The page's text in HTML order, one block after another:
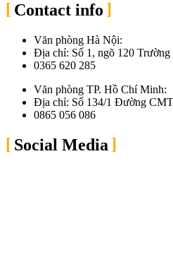
Contact info
Văn phòng Hà Nội:
Địa chỉ: Số 1, ngõ 120
0365 620 285
Văn phòng TP. Hồ Chí Minh:
Địa chỉ: Số 134/1 Đường
0865 056 086
Social Media